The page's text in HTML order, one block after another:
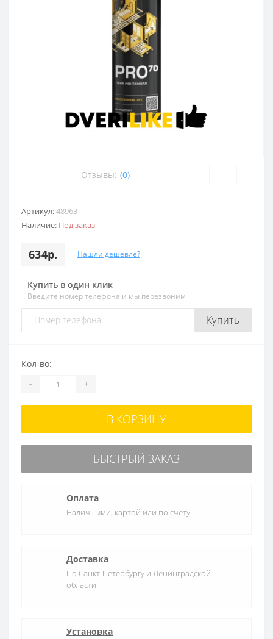
Отзывы: (0)
Артикул:48963
Наличие: Под заказ
634р. Нашли дешевле?
Купить в один клик
Введите номер телефона и мы перезвоним
Купить
Кол-во:
- +
В КОРЗИНУ
БЫСТРЫЙ ЗАКАЗ
Оплата
Наличными, картой или по счету
Доставка
По Санкт-Петербургу и Ленинградской
области
Установка